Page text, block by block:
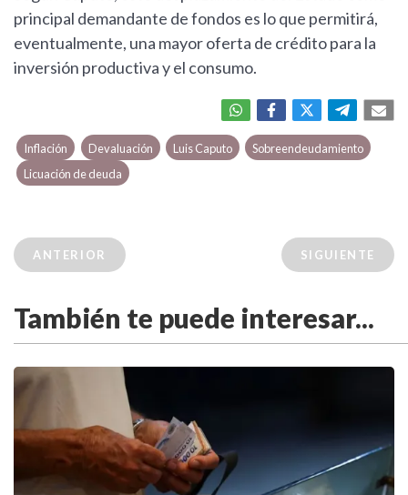
principal demandante de fondos es lo que permitirá,
eventualmente, una mayor oferta de crédito para la
inversión productiva y el consumo.
Inflación Devaluación Luis Caputo
Sobreendeudamiento
Licuación de deuda
ANTERIOR SIGUIENTE
También te puede interesar...